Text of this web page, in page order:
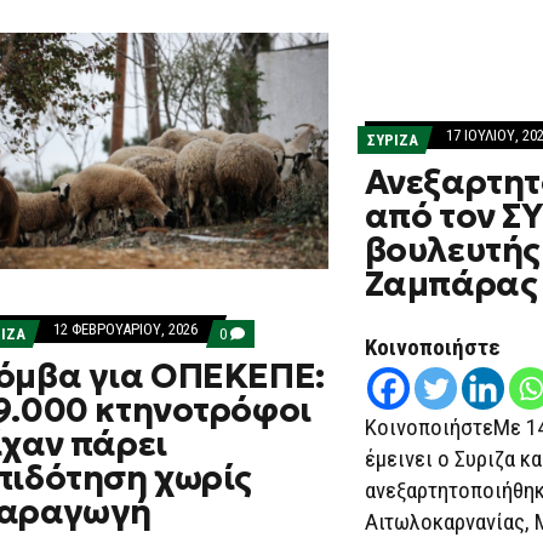
12 ΦΕΒΡΟΥΑΡΊΟΥ, 2026 0COMMENTS
ON
ΒΌΜΒΑ
ΓΙΑ
ΟΠΕΚΕΠΕ:
29.000
ΕΊΧΑΝ
ΠΆΡΕΙ
ΕΠΙΔΌΤΗΣΗ
για ΟΠΕΚΕΠΕ:
κτηνοτρόφοι
πάρει
χωρίς
ΣΥΡΙΖΑ 17 ΙΟΥΛΊΟΥ,
από τον
Ζαμπάρας
Κοινοποιήστε
ΚοινοποιήστεMε
έμεινει ο Συριζα
Αιτωλοκαρνανίας,